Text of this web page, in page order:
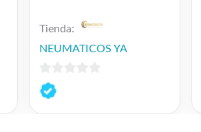
Tienda:
NEUMATICOS YA
0
de